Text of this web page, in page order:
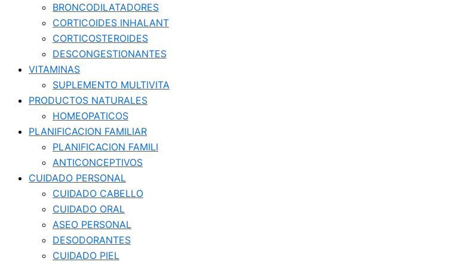
BRONCODILATADORES
CORTICOIDES INHALANT
CORTICOSTEROIDES
DESCONGESTIONANTES
VITAMINAS
SUPLEMENTO MULTIVITA
PRODUCTOS NATURALES
HOMEOPATICOS
PLANIFICACION FAMILIAR
PLANIFICACION FAMILI
ANTICONCEPTIVOS
CUIDADO PERSONAL
CUIDADO CABELLO
CUIDADO ORAL
ASEO PERSONAL
DESODORANTES
CUIDADO PIEL